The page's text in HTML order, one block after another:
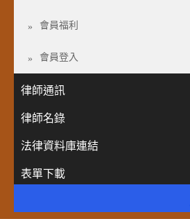
會員福利
會員登入
律師通訊
律師名錄
法律資料庫連結
表單下載